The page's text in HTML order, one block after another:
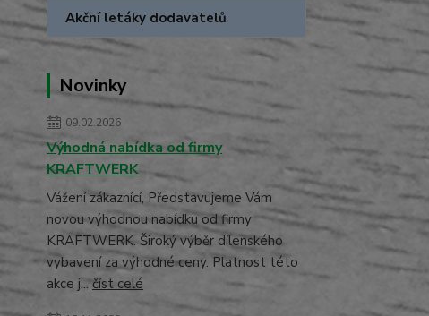
Akční letáky dodavatelů
Novinky
09.02.2026
Výhodná nabídka od firmy
KRAFTWERK
Vážení zákaznící, Představujeme Vám
novou výhodnou nabídku od firmy
KRAFTWERK. Široký výběr dílenského
vybavení za výhodné ceny. Platnost této
akce j...číst celé